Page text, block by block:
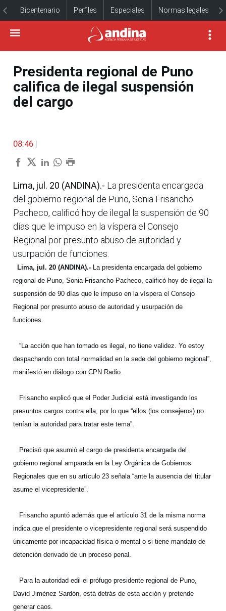
Bicentenario Perfiles Especiales Normas legales
Presidenta regional de Puno
califica de ilegal suspensión
del cargo
08:46 |
Lima, jul. 20 (ANDINA).- La presidenta encargada
del gobierno regional de Puno, Sonia Frisancho
Pacheco, calificó hoy de ilegal la suspensión de 90
días que le impuso en la víspera el Consejo
Regional por presunto abuso de autoridad y
usurpación de funciones.
Lima, jul. 20 (ANDINA).-
La presidenta encargada del gobierno
regional de Puno, Sonia Frisancho Pacheco, calificó hoy de ilegal la
suspensión de 90 días que le impuso en la víspera el Consejo
Regional por presunto abuso de autoridad y usurpación de
funciones.
“La acción que han tomado es ilegal, no tiene validez. Yo estoy
despachando con total normalidad en la sede del gobierno regional”,
manifestó en diálogo con CPN Radio.
Frisancho explicó que el Poder Judicial está investigando los
presuntos cargos contra ella, por lo que “ellos (los consejeros) no
tenían la autoridad para tratar este tema”.
Precisó que asumió el cargo de presidenta encargada del
gobierno regional amparada en la Ley Orgánica de Gobiernos
Regionales que en su artículo 23 señala “ante la ausencia del titular
asume el vicepresidente”.
Frisancho apuntó además que el artículo 31 de la misma norma
indica que el presidente o vicepresidente regional será suspendido
únicamente por incapacidad física o mental o si tiene mandato de
detención derivado de un proceso penal.
Para la autoridad edil el prófugo presidente regional de Puno,
David Jiménez Sardón, está detrás de esta acción y pretende
generar caos.